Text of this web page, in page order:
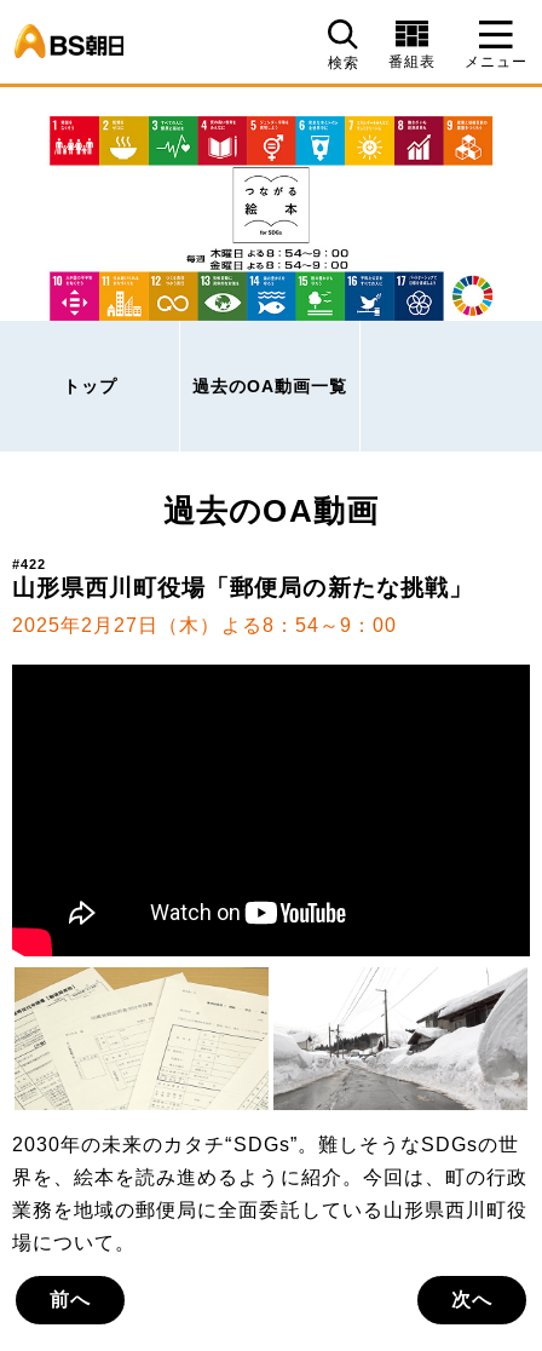
検索 番組表 メニュー
トップ 過去のOA動画一覧
過去のOA動画
#422
山形県西川町役場「郵便局の新たな挑戦」
2025年2月27日（木）よる8：54～9：00
2030年の未来のカタチ“SDGs”。難しそうなSDGsの世
界を、絵本を読み進めるように紹介。今回は、町の行政
業務を地域の郵便局に全面委託している山形県西川町役
場について。
前へ 次へ